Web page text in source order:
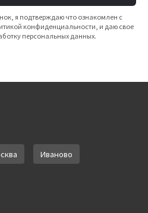
я подтверждаю что ознакомлен с
конфиденциальности, и даю свое
персональных данных.
Иваново